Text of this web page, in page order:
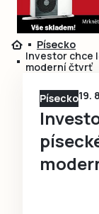
Písecko
Investor chce
moderní čtvrť
Písecko19.